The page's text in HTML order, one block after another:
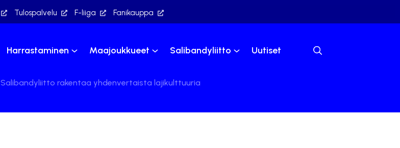
Tulospalvelu F-liiga Fanikauppa
Harrastaminen Maajoukkueet Salibandyliitto Uutiset
Salibandyliitto rakentaa yhdenvertaista lajikulttuuria